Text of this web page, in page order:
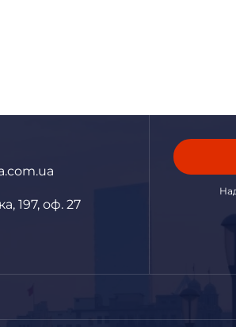
197, оф. 27